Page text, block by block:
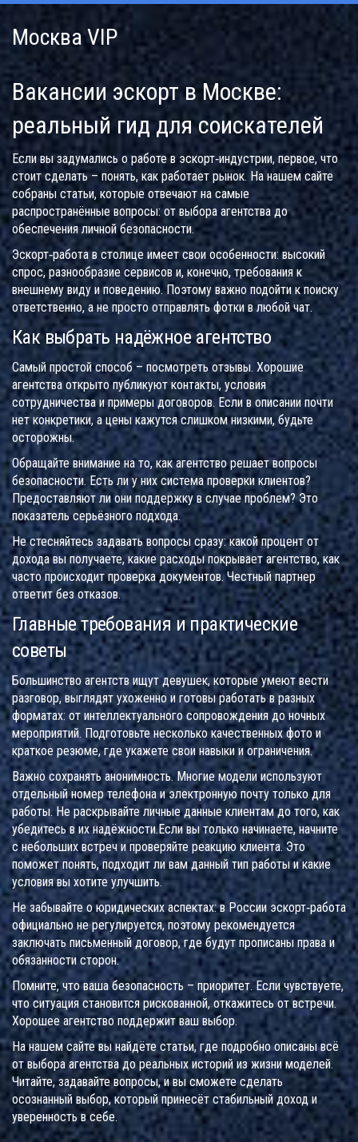
Москва VIP
Вакансии эскорт в Москве:
реальный гид для соискателей
Если вы задумались о работе в эскорт‑индустрии, первое, что
стоит сделать – понять, как работает рынок. На нашем сайте
собраны статьи, которые отвечают на самые
распространённые вопросы: от выбора агентства до
обеспечения личной безопасности.
Эскорт‑работа в столице имеет свои особенности: высокий
спрос, разнообразие сервисов и, конечно, требования к
внешнему виду и поведению. Поэтому важно подойти к поиску
ответственно, а не просто отправлять фотки в любой чат.
Как выбрать надёжное агентство
Самый простой способ – посмотреть отзывы. Хорошие
агентства открыто публикуют контакты, условия
сотрудничества и примеры договоров. Если в описании почти
нет конкретики, а цены кажутся слишком низкими, будьте
осторожны.
Обращайте внимание на то, как агентство решает вопросы
безопасности. Есть ли у них система проверки клиентов?
Предоставляют ли они поддержку в случае проблем? Это
показатель серьёзного подхода.
Не стесняйтесь задавать вопросы сразу: какой процент от
дохода вы получаете, какие расходы покрывает агентство, как
часто происходит проверка документов. Честный партнер
ответит без отказов.
Главные требования и практические
советы
Большинство агентств ищут девушек, которые умеют вести
разговор, выглядят ухоженно и готовы работать в разных
форматах: от интеллектуального сопровождения до ночных
мероприятий. Подготовьте несколько качественных фото и
краткое резюме, где укажете свои навыки и ограничения.
Важно сохранять анонимность. Многие модели используют
отдельный номер телефона и электронную почту только для
работы. Не раскрывайте личные данные клиентам до того, как
убедитесь в их надёжности.Если вы только начинаете, начните
с небольших встреч и проверяйте реакцию клиента. Это
поможет понять, подходит ли вам данный тип работы и какие
условия вы хотите улучшить.
Не забывайте о юридических аспектах: в России эскорт‑работа
официально не регулируется, поэтому рекомендуется
заключать письменный договор, где будут прописаны права и
обязанности сторон.
Помните, что ваша безопасность – приоритет. Если чувствуете,
что ситуация становится рискованной, откажитесь от встречи.
Хорошее агентство поддержит ваш выбор.
На нашем сайте вы найдёте статьи, где подробно описаны всё
от выбора агентства до реальных историй из жизни моделей.
Читайте, задавайте вопросы, и вы сможете сделать
осознанный выбор, который принесёт стабильный доход и
уверенность в себе.